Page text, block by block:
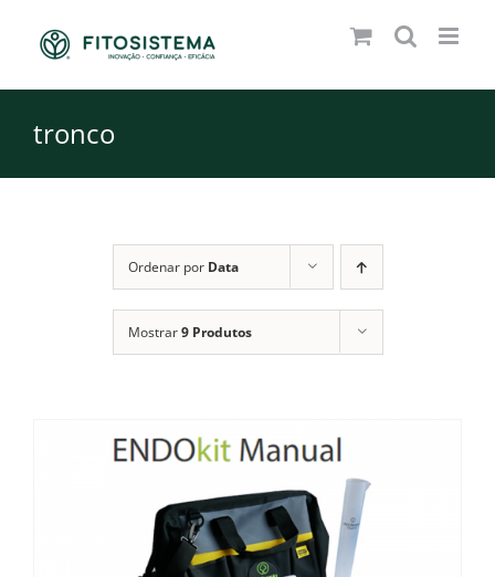
tronco
Ordenar por Data
Mostrar9 Produtos